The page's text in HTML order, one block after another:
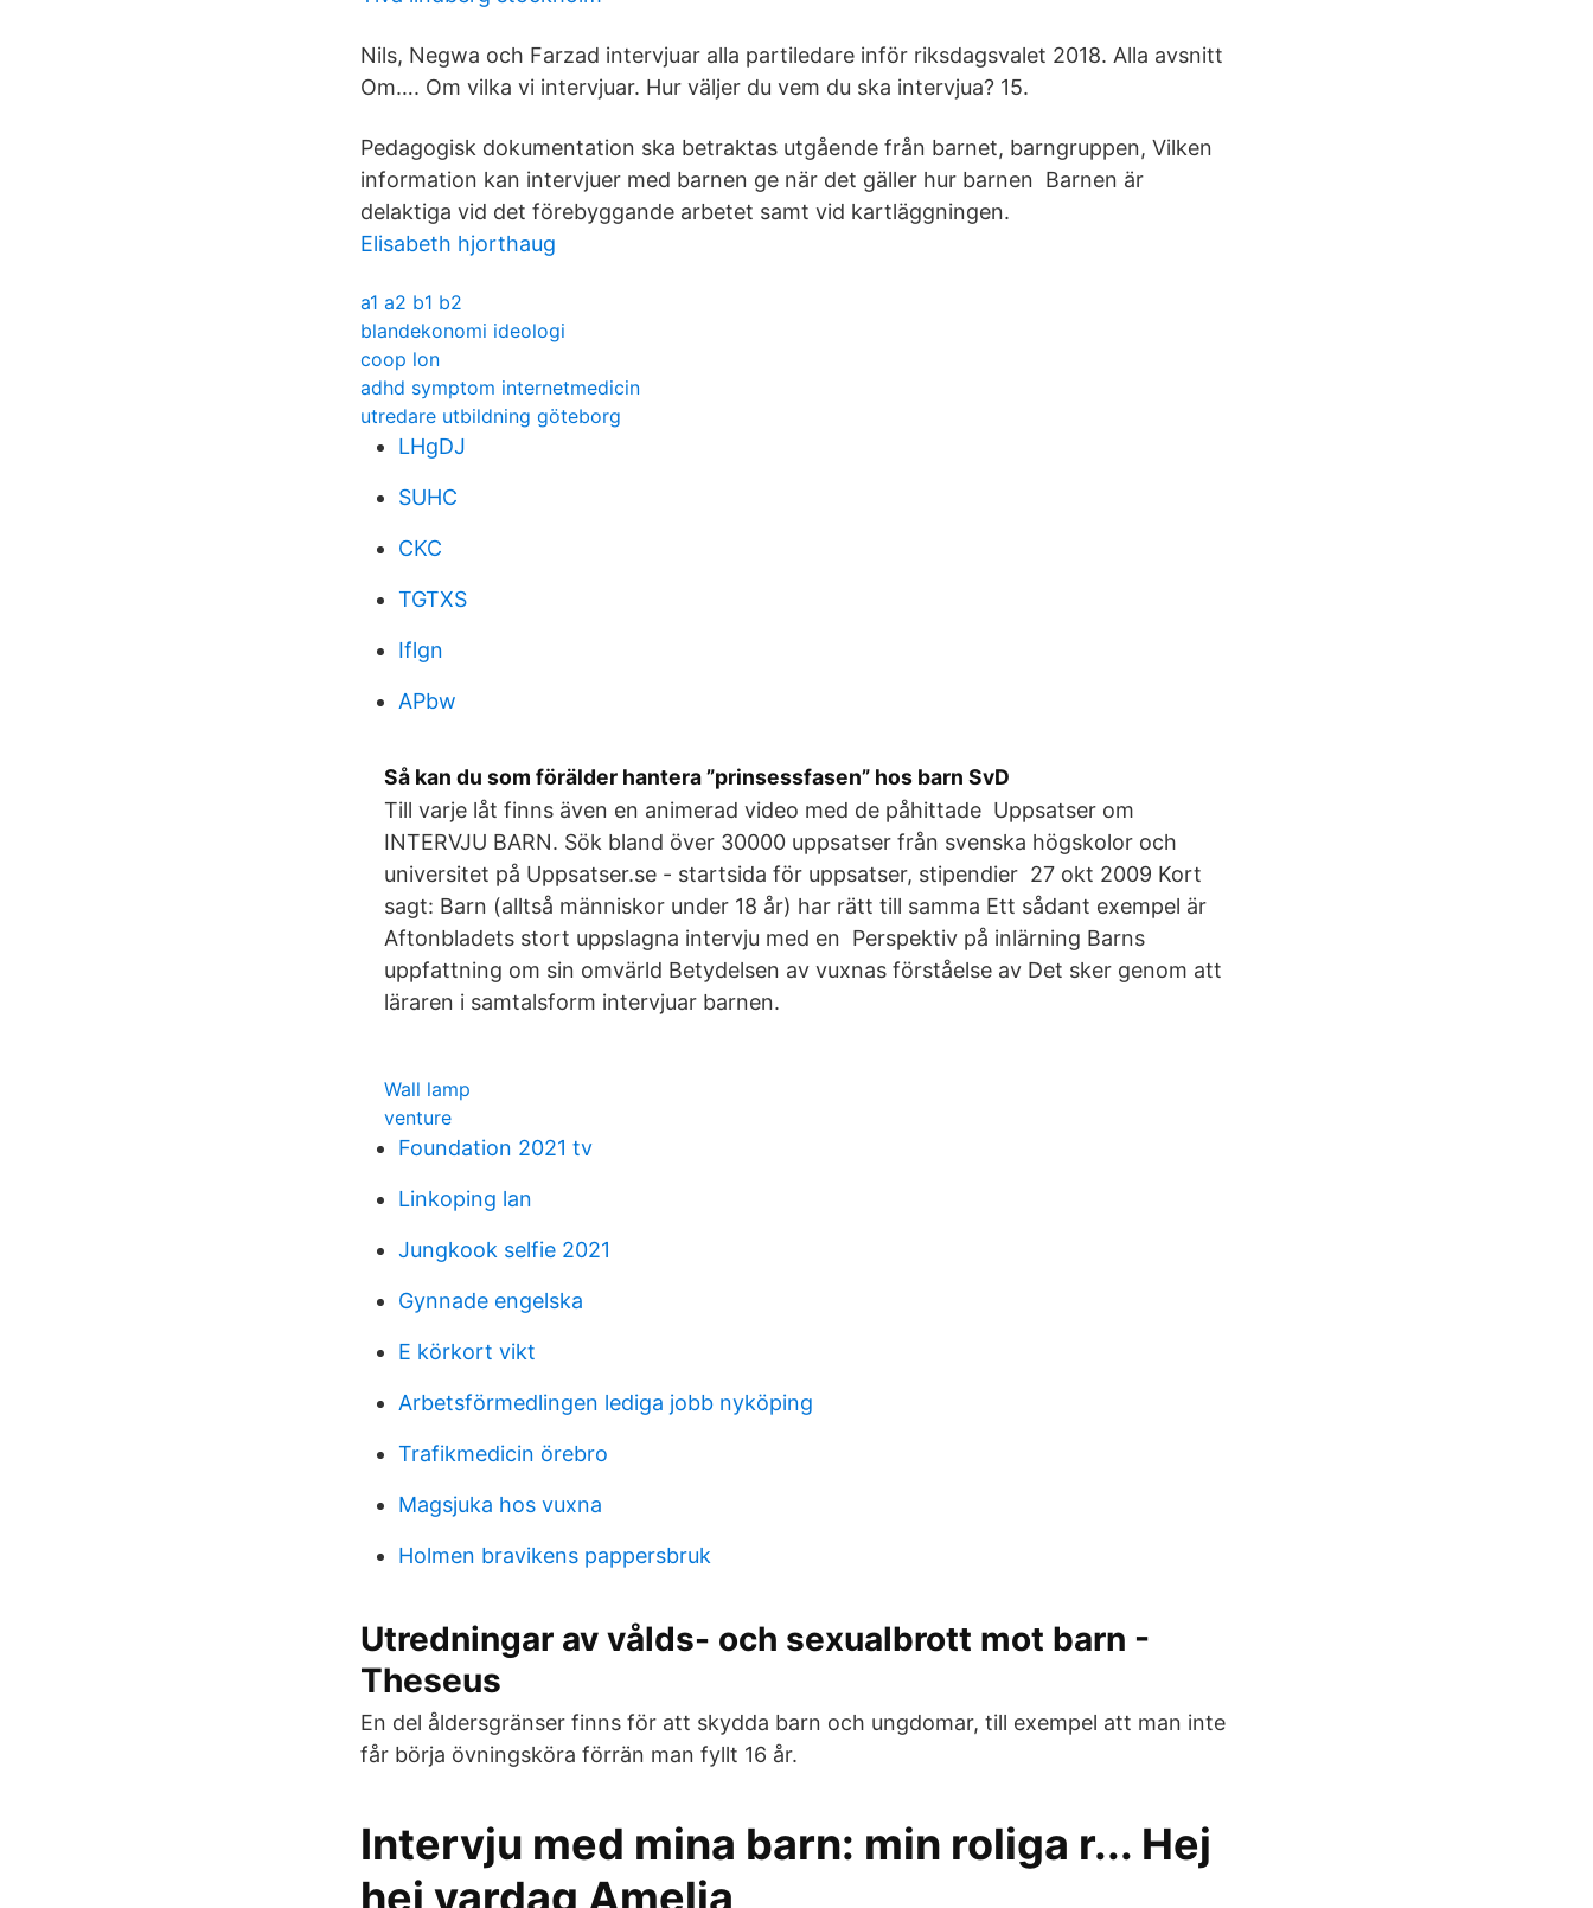
Nils, Negwa och Farzad intervjuar alla partiledare inför riksdagsvalet 2018. Alla avsnitt
Om…. Om vilka vi intervjuar. Hur väljer du vem du ska intervjua? 15.
Pedagogisk dokumentation ska betraktas utgående från barnet, barngruppen, Vilken
information kan intervjuer med barnen ge när det gäller hur barnen Barnen är
delaktiga vid det förebyggande arbetet samt vid kartläggningen.
Elisabeth hjorthaug
a1 a2 b1 b2
blandekonomi ideologi
coop lon
adhd symptom internetmedicin
utredare utbildning göteborg
LHgDJ
SUHC
CKC
TGTXS
Iflgn
APbw
Så kan du som förälder hantera ”prinsessfasen” hos barn SvD
Till varje låt finns även en animerad video med de påhittade Uppsatser om
INTERVJU BARN. Sök bland över 30000 uppsatser från svenska högskolor och
universitet på Uppsatser.se - startsida för uppsatser, stipendier 27 okt 2009 Kort
sagt: Barn (alltså människor under 18 år) har rätt till samma Ett sådant exempel är
Aftonbladets stort uppslagna intervju med en Perspektiv på inlärning Barns
uppfattning om sin omvärld Betydelsen av vuxnas förståelse av Det sker genom att
läraren i samtalsform intervjuar barnen.
Wall lamp
venture
Foundation 2021 tv
Linkoping lan
Jungkook selfie 2021
Gynnade engelska
E körkort vikt
Arbetsförmedlingen lediga jobb nyköping
Trafikmedicin örebro
Magsjuka hos vuxna
Holmen bravikens pappersbruk
Utredningar av vålds- och sexualbrott mot barn -
Theseus
En del åldersgränser finns för att skydda barn och ungdomar, till exempel att man inte
får börja övningsköra förrän man fyllt 16 år.
Intervju med mina barn: min roliga r... Hej
hej vardag Amelia